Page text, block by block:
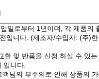
일로부터 1년이며, 각 제품의
입니다. (제조자/수입자: (주)
환 및 반품을 신청 하실 수 있
입니다.
님의 부주의로 인해 상품의